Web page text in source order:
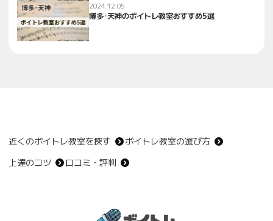
2024.12.05
博多･天神のボイトレ教室おすすめ5選
近くのボイトレ教室を探す
ボイトレ教室の選び方
上達のコツ
口コミ・評判